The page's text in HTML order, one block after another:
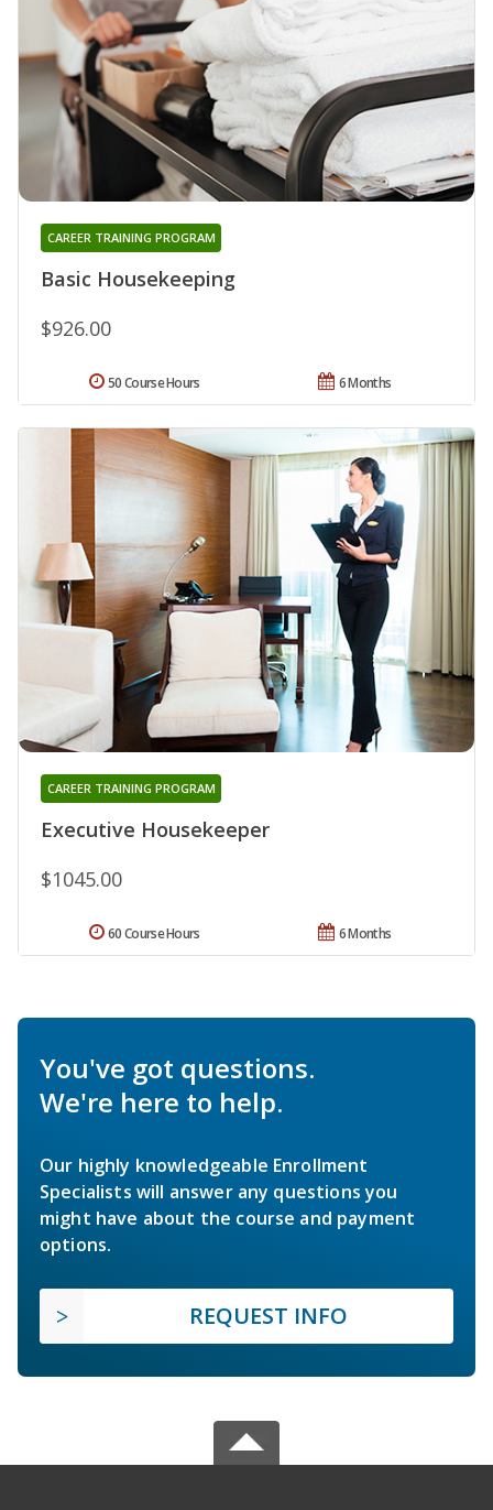
Basic Housekeeping
CAREER TRAINING PROGRAM
$926.00
6 Months
50 Course Hours
Executive Housekeeper
CAREER TRAINING PROGRAM
$1045.00
6 Months
60 Course Hours
You've got questions.
We're here to help.
Our highly knowledgeable Enrollment
Specialists will answer any questions you
might have about the course and payment
options.
REQUEST INFO